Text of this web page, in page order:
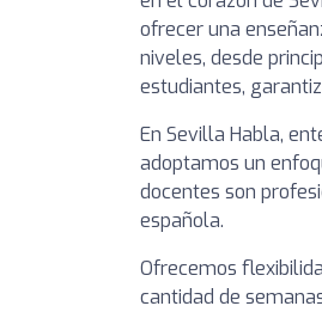
ofrecer una
niveles, desde
estudiantes,
En Sevilla Habla,
adoptamos un
docentes son
española.
Ofrecemos
cantidad de